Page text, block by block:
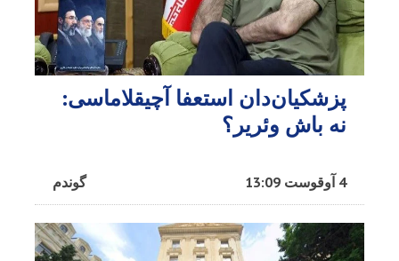
پزشکیان‌دان استعفا آچیقلاماسی:
نه باش وئریر؟
گوندم 4 آوقوست 13:09